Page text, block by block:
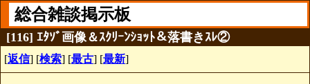
総合雑談掲示板
[116] ｴﾀｿﾞ画像＆ｽｸﾘｰﾝｼｮｯﾄ＆落書きｽﾚ②
[返信] [検索] [最古] [最新]